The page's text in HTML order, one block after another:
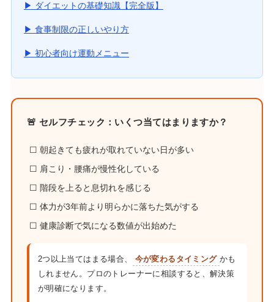
▶ ダイエットの基礎知識【完全版】
▶ 食事制限の正しいやり方
▶ 初心者向け運動メニュー
🚨 セルフチェック：いくつ当てはまりますか？
☐ 朝起きても疲れが取れていない日が多い
☐ 肩こり・腰痛が慢性化している
☐ 階段を上ると息切れを感じる
☐ 体力が3年前より明らかに落ちた気がする
☐ 健康診断で気になる数値が出始めた
2つ以上当てはまる場合、 今が変わるタイミング かも
しれません。プロのトレーナーに相談すると、解決策
が明確になります。